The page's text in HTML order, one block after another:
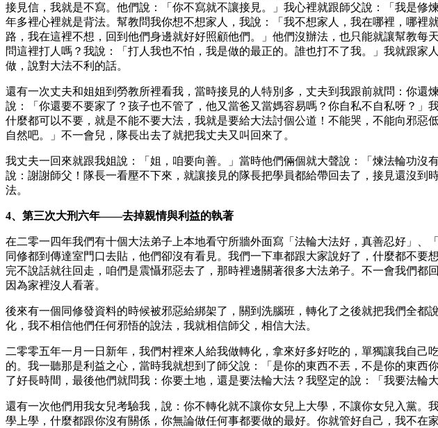
接見信，我就是不寫。他們說：「你不寫就不讓接見。」我心裡就跟師父說：「我是
年多裡心裡就是背法。幫教問我你想不想家人，我說：「我不想家人，我在哪裡，哪
路，我在這裡不想，回到他們身邊就好好照顧他們。」他們沒辦法，也只能就讓幫教
問這裡打人嗎？我說：「打人我也不怕，我是做的最正的。誰也打不了我。」我就跟
做，說對大法不利的話。
還有一次丈夫和姐姐到勞教所裡看我，當時接見的人特別多，丈夫到我跟前就問：你
說：「你還要不要家了？孩子也不管了，他又當爸又當媽容易嗎？你自私不自私呀？
什麼都可以不要，就是不能不要大法，我就是要給大法討個公道！不能哭，不能向邪
自然吧。」不一會兒，隊長出去了就把我丈夫又叫回來了。
我丈夫一回來就跟我姐說：「姐，咱要向善。」當時他們倆個就大聲說：「煉法輪功
說：謝謝師父！隊長一看壓不下來，就讓接見的隊長把學員都給帶回去了，接見還沒
法。
4、第三次大刑六年——去掉親情與利益的執著
在二零一四年我們有十個大法弟子上本地看守所牆外面寫「法輪大法好，真善忍好」
同修都到傳達室門口去貼，他們卻沒有看見。我們一下車都跟大家說好了，什麼都不
完不說話就往回走，咱們是震懾邪惡去了，那時裡邊關著很多大法弟子。不一會我們
因為家裡沒人看著。
後來有一個同修發資料的時候被邪惡給綁架了，關到洗腦班，轉化了之後就把我們全
化，我不相信他們任何邪悟的說法，我就相信師父，相信大法。
二零零五年一月一日新年，我們村裡來人給我做轉化，拿來好多好吃的，單獨讓我自
的。我一聽那是利益之心，當時我就想到了師父說：「是你的東西不丟，不是你的東
了好長時間，最後他們就問我：你要土地，還是要法輪大法？我堅定的說：「我要法
還有一次他們用我女兒考驗我，說：你不轉化就不讓你女兒上大學，不讓你女兒入黨
學上學，什麼都跟你沒有關係，你無論做任何事都要做的最好。你就管好自己，我不